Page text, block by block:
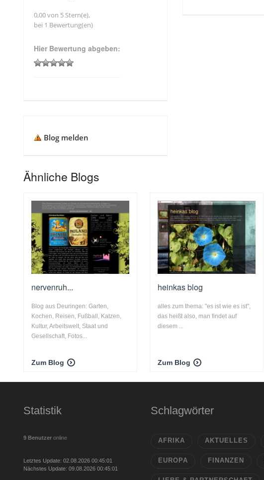
0,00 von 5 Stern(e),
bei 1 Bewertung(en)
Hier Bewertung abgeben:
Blog melden
Ähnliche Blogs
nervenruh...
Blog aus Deuringen: Garten,
Kochen, Reisen, Fußball, Katzen,
Kultur, Arbeitswelt, Staat und
Gesellschaft, Fotos...
Zum Blog
heinkas blog
alles zum thema: "es ist wie es ist",
das heißt also, man findet auf
diesem ...
Zum Blog
Statistik
9 Benutzer online
Letztes Update: 02.08.2026 00:45:01
Nächstes Update: 09.08.2026 00:45:01
Schlagwörter
AFRIKA AKTUELLES
EUROPA FINANZEN